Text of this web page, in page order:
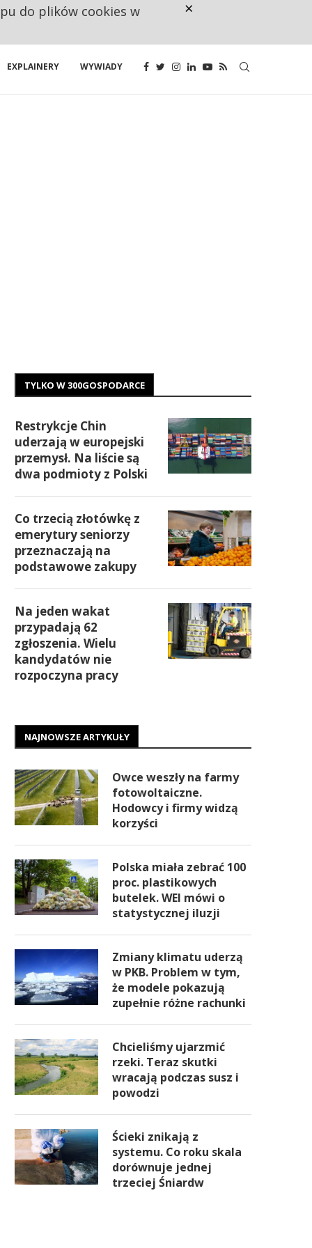
EXPLAINERY WYWIADY
TYLKO W 300GOSPODARCE
Restrykcje Chin
uderzają w europejski
przemysł. Na liście są
dwa podmioty z Polski
Co trzecią złotówkę z
emerytury seniorzy
przeznaczają na
podstawowe zakupy
Na jeden wakat
przypadają 62
zgłoszenia. Wielu
kandydatów nie
rozpoczyna pracy
NAJNOWSZE ARTYKUŁY
Owce weszły na farmy
fotowoltaiczne.
Hodowcy i firmy widzą
korzyści
Polska miała zebrać 100
proc. plastikowych
butelek. WEI mówi o
statystycznej iluzji
Zmiany klimatu uderzą
w PKB. Problem w tym,
że modele pokazują
zupełnie różne rachunki
Chcieliśmy ujarzmić
rzeki. Teraz skutki
wracają podczas susz i
powodzi
Ścieki znikają z
systemu. Co roku skala
dorównuje jednej
trzeciej Śniardw
do plików cookies w ×